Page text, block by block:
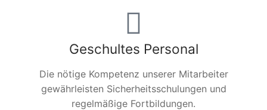
Geschultes Personal
Die nötige Kompetenz unserer Mitarbeiter
gewährleisten Sicherheitsschulungen und
regelmäßige Fortbildungen.